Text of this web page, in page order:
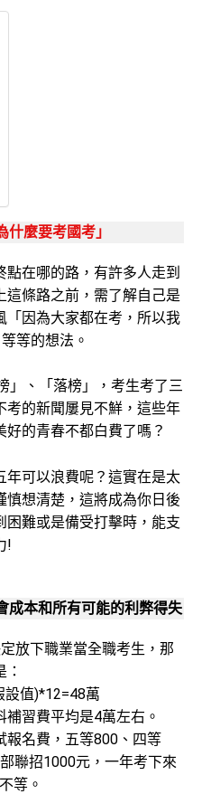
麼要考國考」
在哪的路，有許多人走到
條路之前，需了解自己是
「因為大家都在考，所以我
等的想法。
」、「落榜」，考生考了三
考的新聞屢見不鮮，這些年
的青春不都白費了嗎？
年可以浪費呢？這實在是太
想清楚，這將成為你日後
難或是備受打擊時，能支
!
成本和所有可能的利弊得失
放下職業當全職考生，那
值)*12=48萬
習費平均是4萬左右。
報名費，五等800、四等
聯招1000元，一年考下來
等。